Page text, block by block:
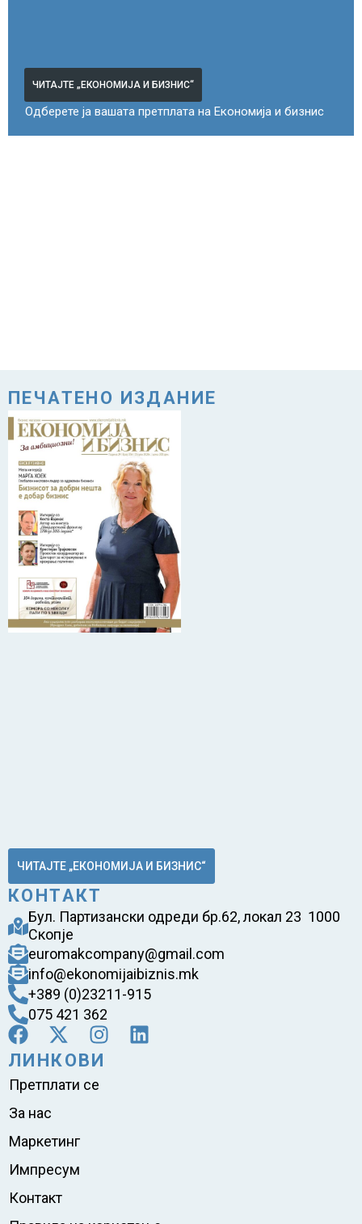
ЧИТАЈТЕ „ЕКОНОМИЈА И БИЗНИС“
Одберете ја вашата претплата на Економија и бизнис
ПЕЧАТЕНО ИЗДАНИЕ
ЧИТАЈТЕ „ЕКОНОМИЈА И БИЗНИС“
КОНТАКТ
Бул. Партизански одреди бр.62, локал 23 1000
Скопје
euromakcompany@gmail.com
info@ekonomijaibiznis.mk
+389 (0)23211-915
075 421 362
ЛИНКОВИ
Претплати се
За нас
Маркетинг
Импресум
Контакт